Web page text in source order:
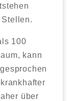
100
kann
über